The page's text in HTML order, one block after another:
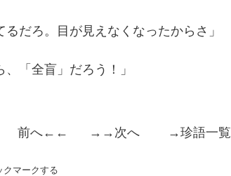
るだろ。目が見えなくなったからさ」
、「全盲」だろう！」
前へ←← →→ 次へ →珍語一覧
クマークする